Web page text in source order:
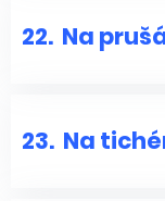
22. Na
23. Na